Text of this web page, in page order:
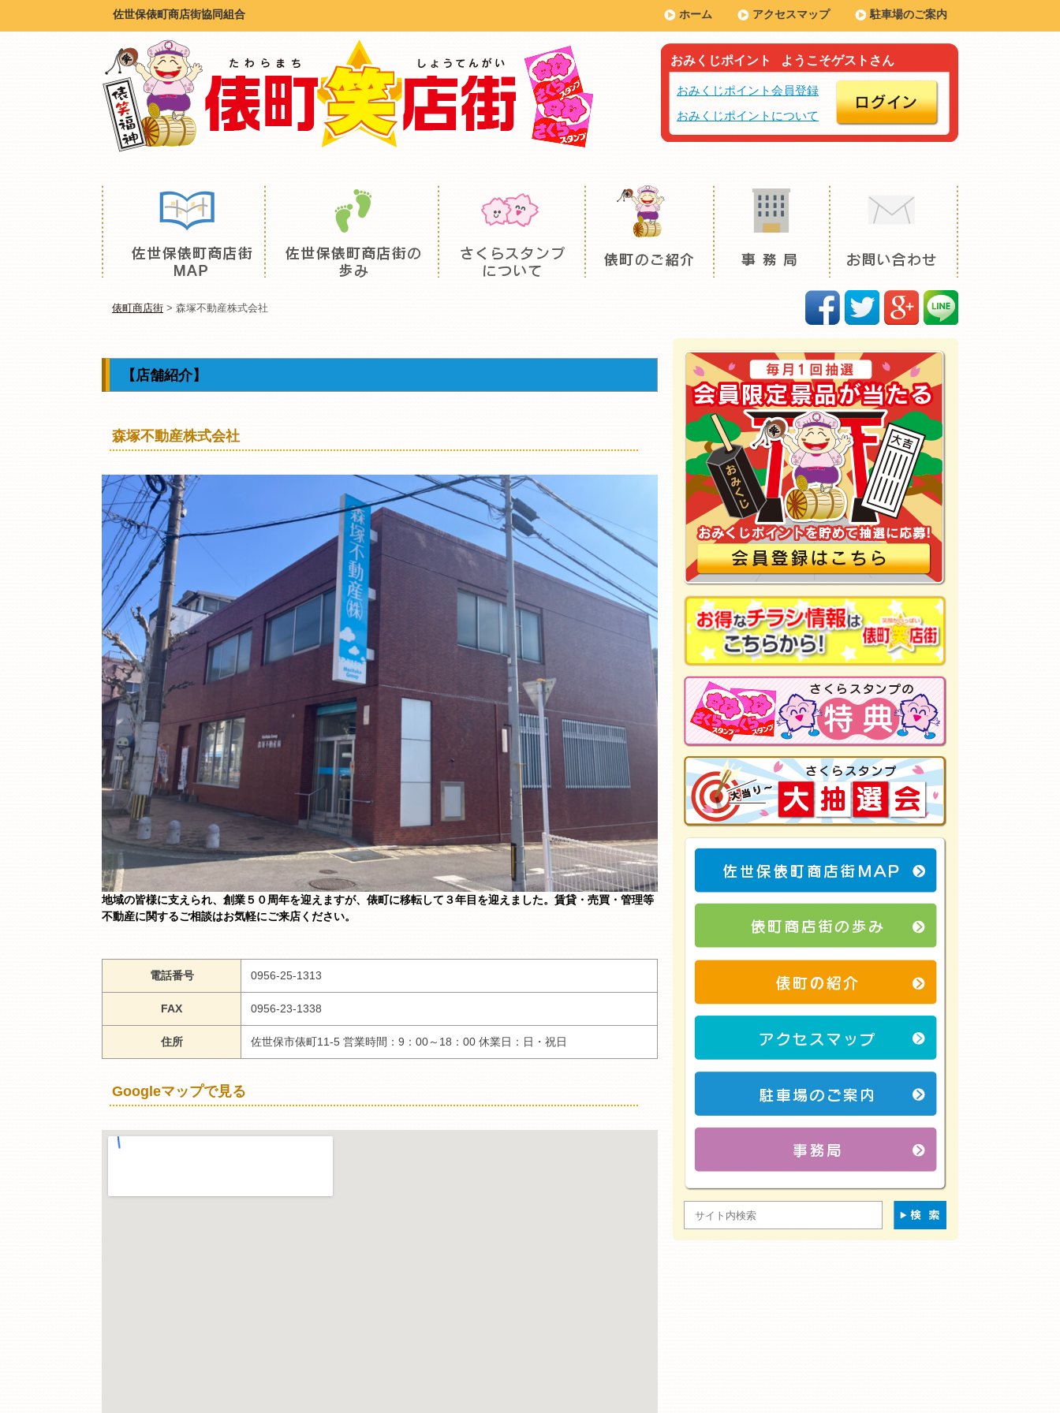
佐世保俵町商店街協同組合 駐車場のご案内
アクセスマップ
ホーム
おみくじポイント ようこそゲストさん
おみくじポイント会員登録
おみくじポイントについて
俵町商店街 > 森塚不動産株式会社
【店舗紹介】
森塚不動産株式会社
地域の皆様に支えられ、創業５０周年を迎えますが、俵町に移転して３年目を迎えました。賃貸・売買・管理等
不動産に関するご相談はお気軽にご来店ください。
電話番号 0956-25-1313
FAX 0956-23-1338
住所 佐世保市俵町11-5 営業時間：9：00～18：00 休業日：日・祝日
Googleマップで見る